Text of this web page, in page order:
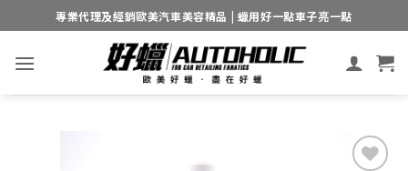
to
content
專業代理及經銷歐美汽車美容精品 | 蠟用好一點車子亮一點